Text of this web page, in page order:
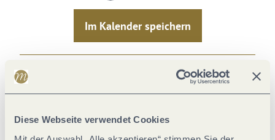
Diese Webseite verwendet Cookies
Im Kalender speichern
Montag, 07.09.2026
14:00 Uhr